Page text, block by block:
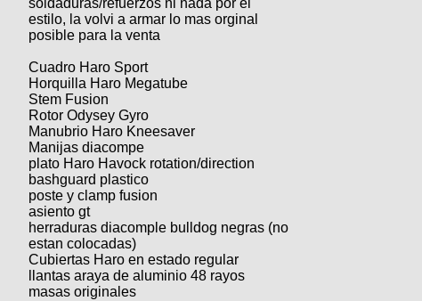
Descenso
BMX
Ruta,
triatlon
De
todo
Retro
Enduro
Ranking
Ultimos
Fotos
Categorias
COMPRO
CANJE
Mi
ReputaciÃ³n
Mis
Compras
Mis
Ventas
Bicicletas
Tandem
Freerider
TÃ©cnica
MecÃ¡nica
Robadas
Noticias
Calendario
Cicloturismo
Salidas
Operadores
de
cicloturismo
Relatos
de
viajes
Foro
de
viajes
Usuarios
Ãšltimos
Buscar
Mis
Amigos
Actividad
de
Amigos
soldaduras/refuerzos ni nada por el
estilo, la volvi a armar lo mas orginal
posible para la venta
Cuadro Haro Sport
Horquilla Haro Megatube
Stem Fusion
Rotor Odysey Gyro
Manubrio Haro Kneesaver
Manijas diacompe
plato Haro Havock rotation/direction
bashguard plastico
poste y clamp fusion
asiento gt
herraduras diacomple bulldog negras (no
estan colocadas)
Cubiertas Haro en estado regular
llantas araya de aluminio 48 rayos
masas originales